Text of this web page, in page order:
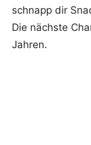
schnapp dir
Die nächste
Jahren.